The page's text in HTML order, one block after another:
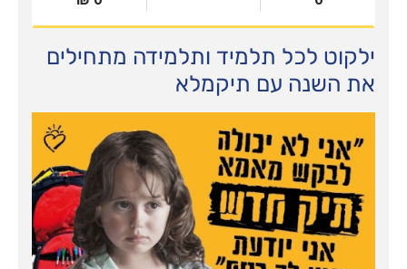
ילקוט לכל תלמיד ותלמידה מתחילים
את השנה עם תיקמלא